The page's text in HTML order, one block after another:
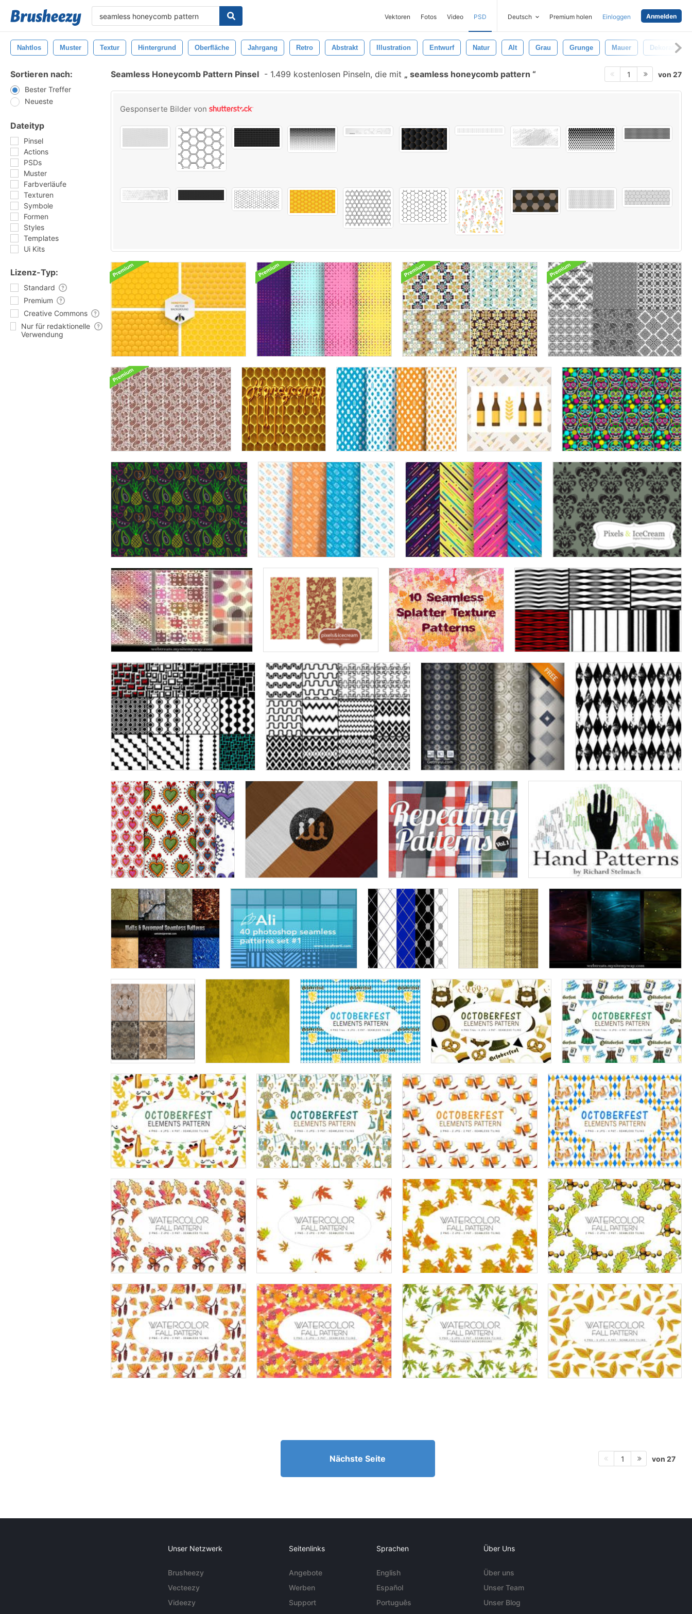
Vektoren Fotos Video PSD Deutsch Premium holen Einloggen Anmelden
Nahtlos Muster Textur Hintergrund Oberfläche Jahrgang Retro Abstrakt Illustration Entwurf Natur Alt Grau Grunge Mauer Dekorativ
Sortieren nach:
Bester Treffer
Neueste
Dateityp
Pinsel
Actions
PSDs
Muster
Farbverläufe
Texturen
Symbole
Formen
Styles
Templates
Ui Kits
Lizenz-Typ:
Standard
Premium
Creative Commons
Nur für redaktionelle
Verwendung
Seamless Honeycomb Pattern Pinsel - 1.499 kostenlosen Pinseln, die mit seamless honeycomb pattern 1 von 27
Gesponserte Bilder von
Nächste Seite 1 von 27
Unser Netzwerk
Brusheezy
Vecteezy
Videezy
Seitenlinks
Angebote
Werben
Support
Sprachen
English
Español
Português
Über Uns
Über uns
Unser Team
Unser Blog